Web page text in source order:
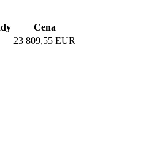
Cena
23 809,55 EUR